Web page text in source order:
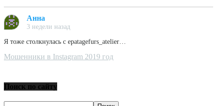
Анна
3 недели назад
Я тоже столкнулась с epatagefurs_atelier…
Мошенники в Instagram 2019 год
Поиск по сайту